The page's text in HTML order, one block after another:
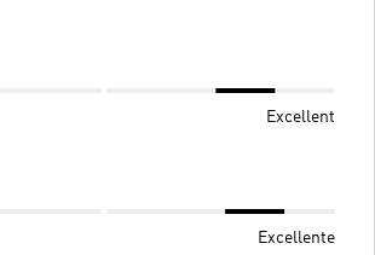
Excellent
Excellente